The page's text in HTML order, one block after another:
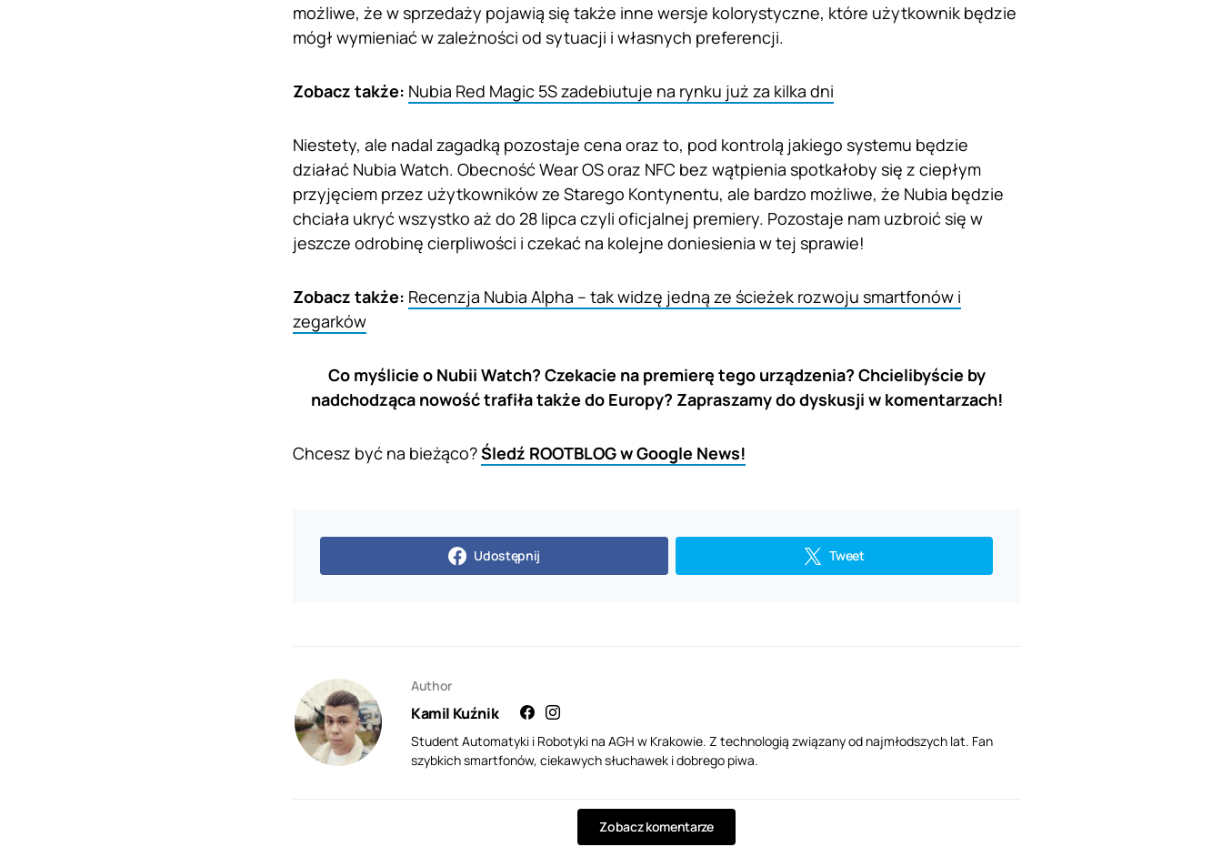
możliwe, że w sprzedaży pojawią się także inne wersje kolorystyczne, które użytkownik będzie
mógł wymieniać w zależności od sytuacji i własnych preferencji.
Zobacz także: Nubia Red Magic 5S zadebiutuje na rynku już za kilka dni
Niestety, ale nadal zagadką pozostaje cena oraz to, pod kontrolą jakiego systemu będzie
działać Nubia Watch. Obecność Wear OS oraz NFC bez wątpienia spotkałoby się z ciepłym
przyjęciem przez użytkowników ze Starego Kontynentu, ale bardzo możliwe, że Nubia będzie
chciała ukryć wszystko aż do 28 lipca czyli oficjalnej premiery. Pozostaje nam uzbroić się w
jeszcze odrobinę cierpliwości i czekać na kolejne doniesienia w tej sprawie!
Zobacz także: Recenzja Nubia Alpha – tak widzę jedną ze ścieżek rozwoju smartfonów i
zegarków
Co myślicie o Nubii Watch? Czekacie na premierę tego urządzenia? Chcielibyście by
nadchodząca nowość trafiła także do Europy? Zapraszamy do dyskusji w komentarzach!
Chcesz być na bieżąco?Śledź ROOTBLOG w Google News!
Udostępnij Tweet
Author
Kamil Kuźnik
Student Automatyki i Robotyki na AGH w Krakowie. Z technologią związany od najmłodszych lat. Fan
szybkich smartfonów, ciekawych słuchawek i dobrego piwa.
Zobacz komentarze